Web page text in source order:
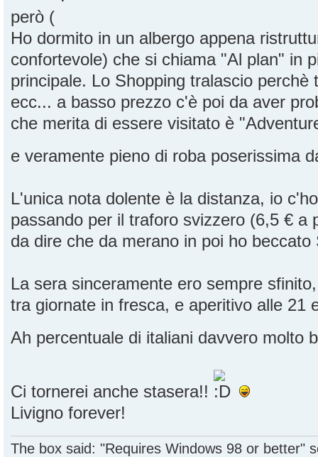
però
Ho dormito in un albergo appena
confortevole) che si chiama "Al plan" in
principale. Lo Shopping tralascio perchè
ecc... a basso prezzo c'è poi da aver
che merita di essere visitato è
e veramente pieno di roba poserissima
L'unica nota dolente è la distanza, io
passando per il traforo svizzero (6,5 € a
da dire che da merano in poi ho
La sera sinceramente ero sempre
tra giornate in fresca, e aperitivo alle 21
Ah percentuale di italiani davvero molto
Ci tornerei anche stasera!!
Livigno forever!
The box said: "Requires Windows 98 or better"